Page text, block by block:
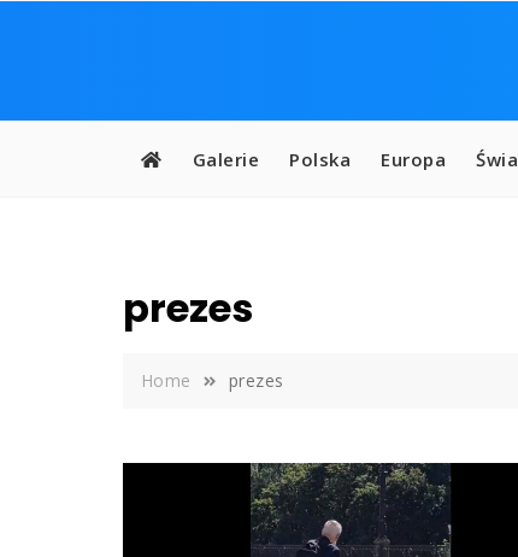
Galerie Polska Europa
prezes
Home prezes